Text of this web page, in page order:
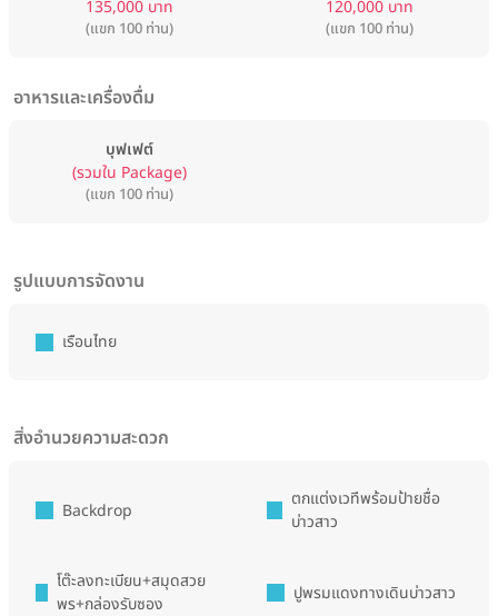
135,000 บาท
(แขก 100 ท่าน)
120,000 บาท
(แขก 100 ท่าน)
อาหารและเครื่องดื่ม
บุฟเฟต์
(รวมใน Package)
(แขก 100 ท่าน)
รูปแบบการจัดงาน
เรือนไทย
สิ่งอำนวยความสะดวก
Backdrop
ตกแต่งเวทีพร้อมป้ายชื่อ
บ่าวสาว
โต๊ะลงทะเบียน+สมุดสวย
พร+กล่องรับซอง
ปูพรมแดงทางเดินบ่าวสาว